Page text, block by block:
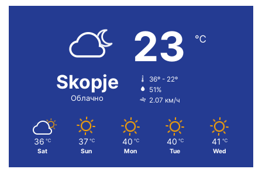
Skopje
Облачно
23 ℃
36º - 22º
51%
2.07 км/ч
36 ℃
Sat
37 ℃
Sun
40 ℃
Mon
40 ℃
Tue
41 ℃
Wed